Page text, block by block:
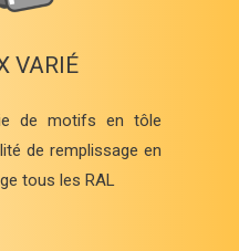
VARIÉ
de motifs en tôle
de remplissage en
tous les RAL